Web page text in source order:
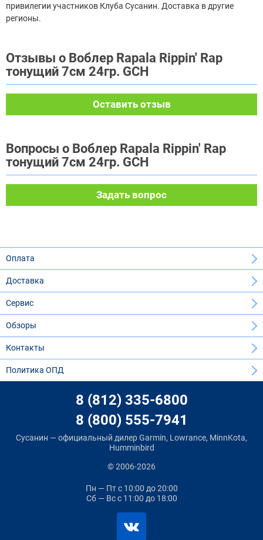
привилегии участников Клуба Сусанин. Доставка в другие
регионы.
Отзывы о Воблер Rapala Rippin' Rap
тонущий 7см 24гр. GCH
Оставить отзыв
Вопросы о Воблер Rapala Rippin' Rap
тонущий 7см 24гр. GCH
Задать вопрос
Оплата
Доставка
Сервис
Обзоры
Контакты
Политика ОПД
8 (812) 335-6800
8 (800) 555-7941
Сусанин — официальный дилер Garmin, Lowrance, MinnKota,
Humminbird
© 2006-2026
Пн — Птс 10:00 до 20:00
Сб — Всс 11:00 до 18:00